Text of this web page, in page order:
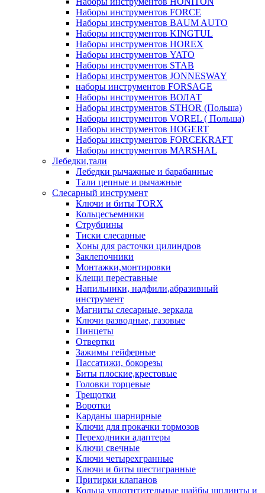
Наборы инструментов FORCE
Наборы инструментов BAUM AUTO
Наборы инструментов KINGTUL
Наборы инструментов HOREX
Наборы инструментов YATO
Наборы инструментов STAB
Наборы инструментов JONNESWAY
наборы инструментов FORSAGE
Наборы инструментов ВОЛАТ
Наборы инструментов STHOR (Польша)
Наборы инструментов VOREL ( Польша)
Наборы инструментов HOGERT
Наборы инструментов FORCEKRAFT
Наборы инструментов MARSHAL
Лебедки,тали
Лебедки рычажные и барабанные
Тали цепные и рычажные
Слесарный инструмент
Ключи и биты TORX
Кольцесъемники
Струбцины
Тиски слесарные
Хоны для расточки цилиндров
Заклепочники
Монтажки,монтировки
Клещи переставные
Напильники, надфили,абразивный
инструмент
Магниты слесарные, зеркала
Ключи разводные, газовые
Пинцеты
Отвертки
Зажимы гейферные
Пассатижи, бокорезы
Биты плоские,крестовые
Головки торцевые
Трещотки
Воротки
Карданы шарнирные
Ключи для прокачки тормозов
Переходники адаптеры
Ключи свечные
Ключи четырехгранные
Ключи и биты шестигранные
Притирки клапанов
Кольца уплотнтительные шайбы шплинты и